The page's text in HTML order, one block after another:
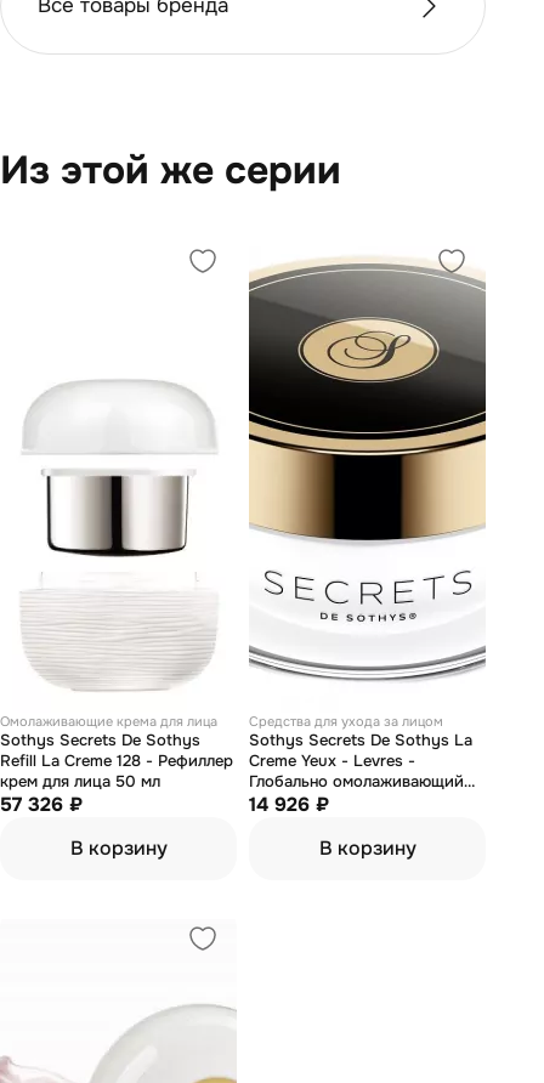
Все товары бренда
Из этой же серии
Омолаживающие крема для лица
Sothys Secrets De Sothys
Refill La Creme 128 - Рефиллер
крем для лица 50 мл
57 326 ₽
В корзину
Средства для ухода за лицом
Sothys Secrets De Sothys La
Creme Yeux - Levres -
Глобально омолаживающий
крем-бальзам для контура
14 926 ₽
В корзину